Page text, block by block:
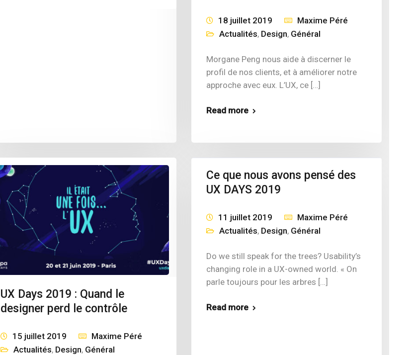
18 juillet 2019
Maxime Péré
Actualités, Design, Général
Morgane Peng nous aide à discerner le
profil de nos clients, et à améliorer notre
approche avec eux. L’UX, ce […]
Read more
UX Days 2019 : Quand le
designer perd le contrôle
15 juillet 2019
Maxime Péré
Actualités, Design, Général
Ce que nous avons pensé des
UX DAYS 2019
11 juillet 2019
Maxime Péré
Actualités, Design, Général
Do we still speak for the trees? Usability’s
changing role in a UX-owned world. « On
parle toujours pour les arbres […]
Read more